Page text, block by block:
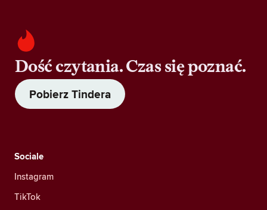
Dość czytania. Czas się poznać.
Pobierz Tindera
Sociale
Instagram
TikTok